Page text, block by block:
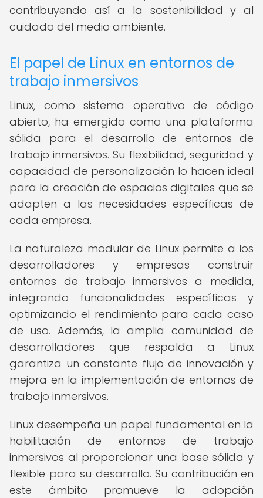
contribuyendo así a la sostenibilidad y al
cuidado del medio ambiente.
El papel de Linux en entornos de
trabajo inmersivos
Linux, como sistema operativo de código
abierto, ha emergido como una plataforma
sólida para el desarrollo de entornos de
trabajo inmersivos. Su flexibilidad, seguridad y
capacidad de personalización lo hacen ideal
para la creación de espacios digitales que se
adapten a las necesidades específicas de
cada empresa.
La naturaleza modular de Linux permite a los
desarrolladores y empresas construir
entornos de trabajo inmersivos a medida,
integrando funcionalidades específicas y
optimizando el rendimiento para cada caso
de uso. Además, la amplia comunidad de
desarrolladores que respalda a Linux
garantiza un constante flujo de innovación y
mejora en la implementación de entornos de
trabajo inmersivos.
Linux desempeña un papel fundamental en la
habilitación de entornos de trabajo
inmersivos al proporcionar una base sólida y
flexible para su desarrollo. Su contribución en
este ámbito promueve la adopción